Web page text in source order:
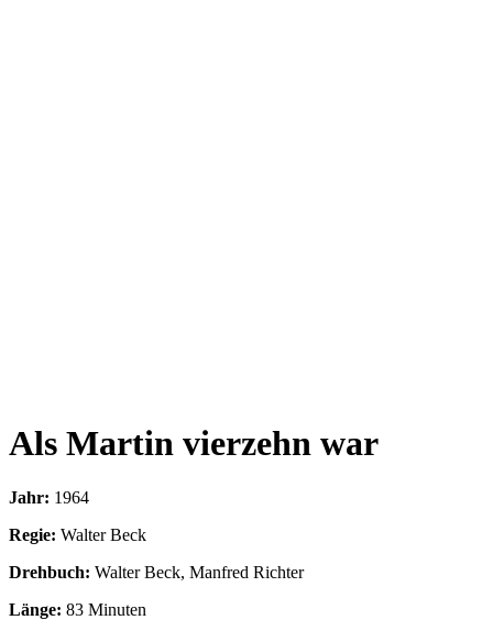
Als Martin vierzehn war
Jahr: 1964
Regie: Walter Beck
Drehbuch: Walter Beck, Manfred Richter
Länge: 83 Minuten